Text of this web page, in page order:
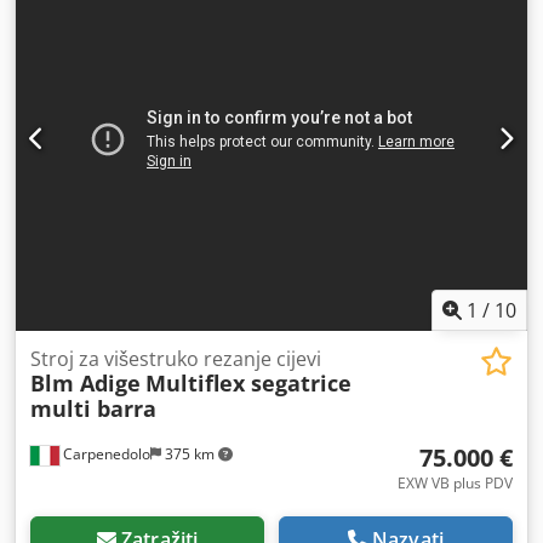
Radno područje X-os: 6500 mm Izvor: 2,2 kW / Amp Duljina:
14000 mm Širina: 3000 mm Visina: 2000 mm Težina: 7500
kg Napomena: Podaci na ovoj stranici prikupljeni su prema
1 / 10
Carpenedolo 375 km
Stroj za višestruko rezanje cijevi
Blm Adige Multiflex segatrice
multi barra
75.000 €
EXW VB plus PDV